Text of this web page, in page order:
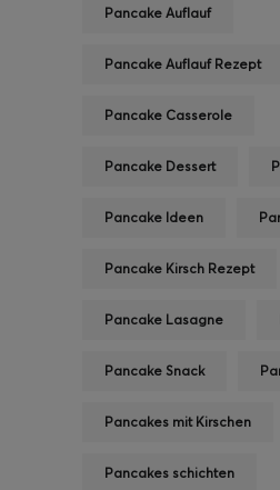
Pancake Auflauf
Pancake Auflauf Rezept
Pancake Casserole
Pancake Dessert
Pancake Ideen
Pancake Kirsch Rezept
Pancake Lasagne
Pancake Snack
Pancakes mit Kirschen
Pancakes schichten